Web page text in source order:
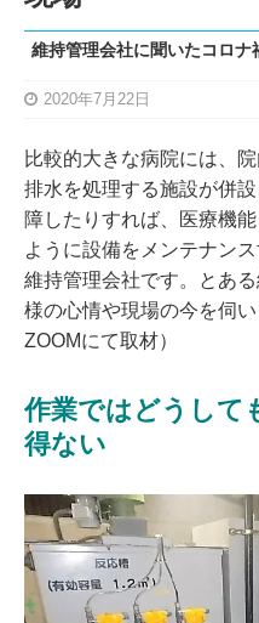
維持管理会社に聞いたコロナ
2020年7月22日
比較的大きな病院には、
排水を処理する施設が併
障したりすれば、医療機
ように設備をメンテナン
維持管理会社です。とあ
様の心情や現場の今を伺
ZOOMにて取材）
作業ではどうして
得ない